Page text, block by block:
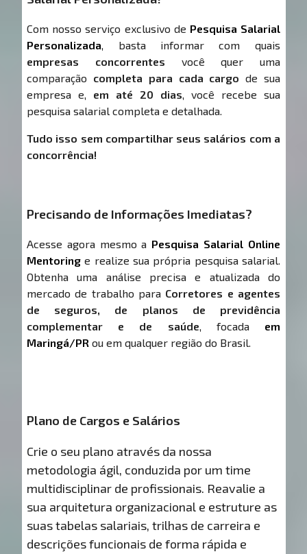
Com nosso serviço exclusivo de Pesquisa Salarial
Personalizada, basta informar com quais
empresas concorrentes você quer uma
comparação completa para cada cargo de sua
empresa e, em até 20 dias, você recebe sua
pesquisa salarial completa e detalhada.
Tudo isso sem compartilhar seus salários com a
concorrência!
Precisando de Informações Imediatas?
Acesse agora mesmo a Pesquisa Salarial Online
Mentoring e realize sua própria pesquisa salarial.
Obtenha uma análise precisa e atualizada do
mercado de trabalho para Corretores e agentes
de seguros, de planos de previdência
complementar e de saúde, focada em
Maringá/PR ou em qualquer região do Brasil.
Plano de Cargos e Salários
Crie o seu plano através da nossa
metodologia ágil, conduzida por um time
multidisciplinar de profissionais. Reavalie a
sua arquitetura organizacional e estruture as
suas tabelas salariais, trilhas de carreira e
descrições funcionais de forma rápida e